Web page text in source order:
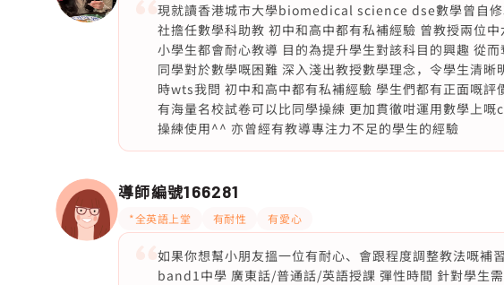
現就讀香港城市大學biomedical science dse數學曾自
社擔任數學科助教 初中和高中都有私補經驗 曾教授兩位
小學生都會耐心教導 目的為提升學生對該科目的興趣 從
同學對於數學嘅困難 深入淺出教授數學理念，令學生清
時wts我問 初中和高中都有私補經驗 學生們都有正面嘅
有海量名校試卷可以比同學操練 更加貫徹咁運用數學上
操練使用^^ 亦曾經有教導專注力不足的學生的經驗
導師編號166281
*全英語上堂 有耐性 有愛心
如果你想幫小朋友搵一位有耐心、會跟程度調整教法嘅補
band1中學 廣東話/普通話/英語授課 彈性時間 針對學生